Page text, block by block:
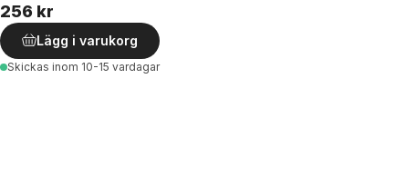
256 kr
Lägg i varukorg
Skickas inom 10-15 vardagar